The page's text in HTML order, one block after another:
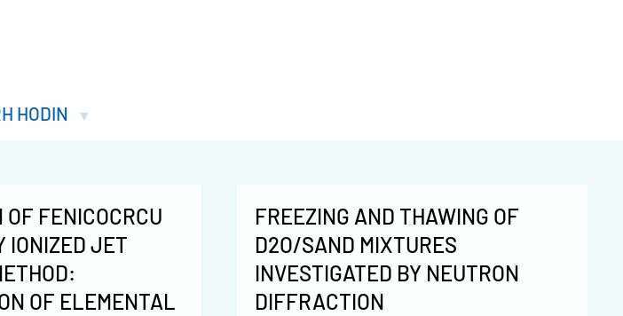
HODIN
OF FENICOCRCU
IONIZED JET
OF ELEMENTAL
FREEZING AND THAWING OF
D2O/SAND MIXTURES
INVESTIGATED BY NEUTRON
DIFFRACTION